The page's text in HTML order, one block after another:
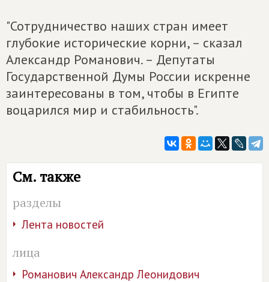
"Сотрудничество наших стран имеет
глубокие исторические корни, – сказал
Александр Романович. – Депутаты
Государственной Думы России искренне
заинтересованы в том, чтобы в Египте
воцарился мир и стабильность".
См. также
разделы
Лента новостей
лица
Романович Александр Леонидович